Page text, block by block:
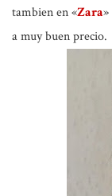
tambien en «Zara
a muy buen precio.